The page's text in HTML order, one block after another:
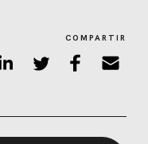
COMPARTIR